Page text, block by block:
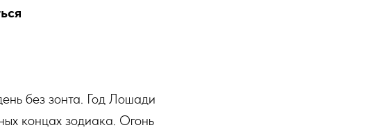
без зонта. Год Лошади
концах зодиака. Огонь